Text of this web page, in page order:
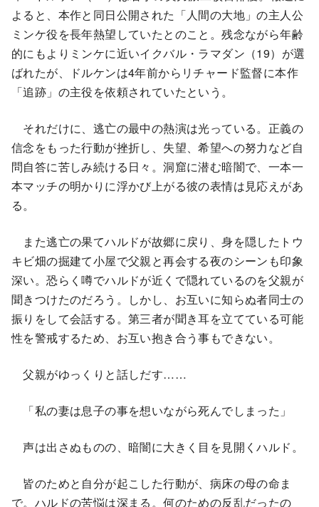
よると、本作と同日公開された「人間の大地」の主人公
ミンケ役を長年熱望していたとのこと。残念ながら年齢
的にもよりミンケに近いイクバル・ラマダン（19）が選
ばれたが、ドルケンは4年前からリチャード監督に本作
「追跡」の主役を依頼されていたという。
それだけに、逃亡の最中の熱演は光っている。正義の
信念をもった行動が挫折し、失望、希望への努力など自
問自答に苦しみ続ける日々。洞窟に潜む暗闇で、一本一
本マッチの明かりに浮かび上がる彼の表情は見応えがあ
る。
また逃亡の果てハルドが故郷に戻り、身を隠したトウ
キビ畑の掘建て小屋で父親と再会する夜のシーンも印象
深い。恐らく噂でハルドが近くで隠れているのを父親が
聞きつけたのだろう。しかし、お互いに知らぬ者同士の
振りをして会話する。第三者が聞き耳を立てている可能
性を警戒するため、お互い抱き合う事もできない。
父親がゆっくりと話しだす……
「私の妻は息子の事を想いながら死んでしまった」
声は出さぬものの、暗闇に大きく目を見開くハルド。
皆のためと自分が起こした行動が、病床の母の命ま
で。ハルドの苦悩は深まる。何のための反乱だったの